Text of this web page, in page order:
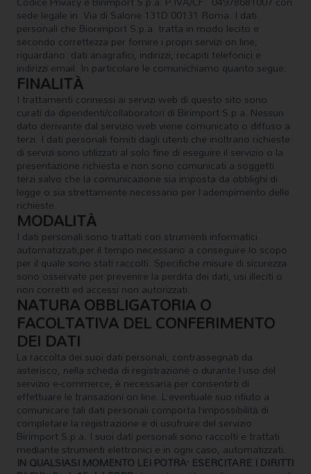
sede legale in Via di Salone 131D 00131 Roma. I dati
personali che Biorimport S.p.a. tratta in modo lecito e
secondo correttezza per fornire i propri servizi on line,
riguardano: dati anagrafici, indirizzi, recapiti telefonici e
indirizzi email. In particolare le comunichiamo quanto segue:
FINALITÀ
I trattamenti connessi ai servizi web di questo sito sono
curati da dipendenti/collaboratori di Birimport S.p.a. Nessun
dato derivante dal servizio web viene comunicato o diffuso a
terzi. I dati personali forniti dagli utenti che inoltrano richieste
di servizi sono utilizzati al solo fine di eseguire il servizio o la
presentazione richiesta e non sono comunicati a soggetti
terzi salvo che la comunicazione sia imposta da obblighi di
legge o sia strettamente necessario per l’adempimento delle
richieste.
MODALITÀ
I dati personali sono trattati con strumenti informatici
automatizzati,per il tempo necessario a conseguire lo scopo
per il quale sono stati raccolti. Specifiche misure di sicurezza
sono osservate per prevenire la perdita dei dati, usi illeciti o
non corretti ed accessi non autorizzati.
NATURA OBBLIGATORIA O
FACOLTATIVA DEL CONFERIMENTO
DEI DATI
La raccolta dei suoi dati personali, contrassegnati da
asterisco, nella scheda di registrazione o durante l’uso del
servizio e-commerce, è necessaria per consentirti di
effettuare le transazioni on line. L’eventuale suo rifiuto a
comunicare tali dati personali comporta l’impossibilità di
completare la registrazione e di usufruire del servizio
Birimport S.p.a. I suoi dati personali sono raccolti e trattati
mediante strumenti elettronici e in ogni caso, automatizzati.
IN QUALSIASI MOMENTO LEI POTRA’ ESERCITARE I DIRITTI